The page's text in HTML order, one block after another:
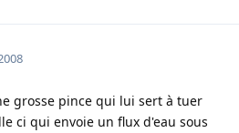
grosse pince qui lui sert à tuer
ci qui envoie un flux d'eau sous